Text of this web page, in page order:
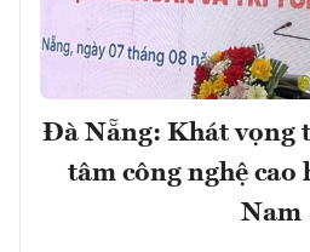
Đà Nẵng: Khát vọng
tâm công nghệ cao
Nam